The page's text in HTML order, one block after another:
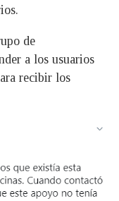
de
a los usuarios
recibir los